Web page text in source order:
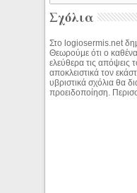
Σχόλια
Στο logiosermis.net
Θεωρούμε ότι ο
ελεύθερα τις απόψεις
αποκλειστικά τον
υβριστικά σχόλια θα
προειδοποίηση.